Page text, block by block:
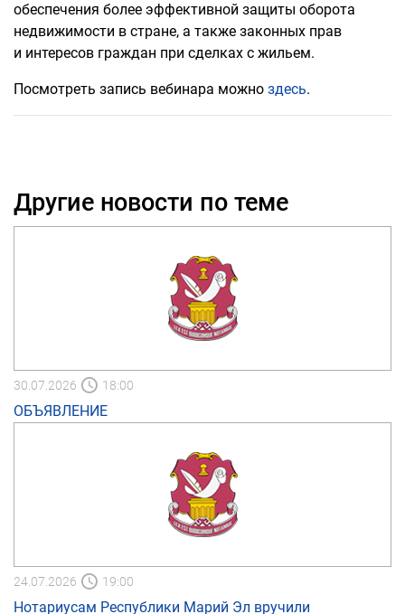
обеспечения более эффективной защиты оборота
недвижимости в стране, а также законных прав
и интересов граждан при сделках с жильем.
Посмотреть запись вебинара можно здесь.
Другие новости по теме
30.07.2026 18:00
ОБЪЯВЛЕНИЕ
24.07.2026 19:00
Нотариусам Республики Марий Эл вручили